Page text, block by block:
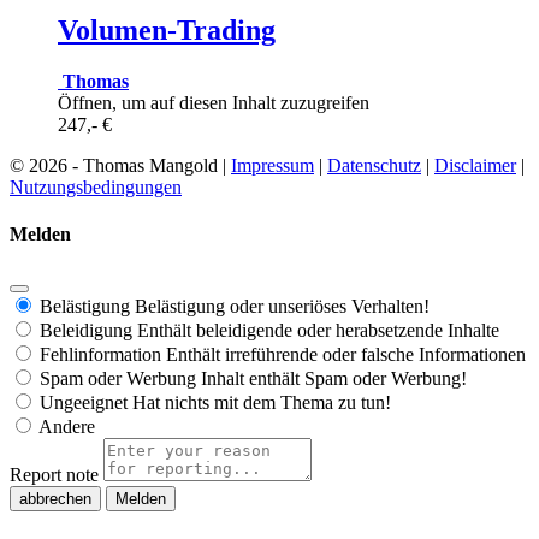
Volumen-Trading
Thomas
Öffnen, um auf diesen Inhalt zuzugreifen
247,- €
© 2026 - Thomas Mangold | Impressum | Datenschutz | Disclaimer|
Nutzungsbedingungen
Melden
Belästigung Belästigung oder unseriöses Verhalten!
Beleidigung Enthält beleidigende oder herabsetzende Inhalte
Fehlinformation Enthält irreführende oder falsche Informationen
Spam oder Werbung Inhalt enthält Spam oder Werbung!
Ungeeignet Hat nichts mit dem Thema zu tun!
Andere
Report note
Melden